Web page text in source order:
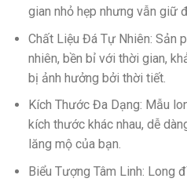
gian nhỏ hẹp nhưng vẫn giữ
Chất Liệu Đá Tự Nhiên: Sản
nhiên, bền bỉ với thời gian,
bị ảnh hưởng bởi thời tiết.
Kích Thước Đa Dạng: Mẫu
kích thước khác nhau, dễ
lăng mộ của bạn.
Biểu Tượng Tâm Linh: Long